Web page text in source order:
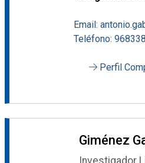
Email:
Teléfono:
Perfil
Giménez
Investigador